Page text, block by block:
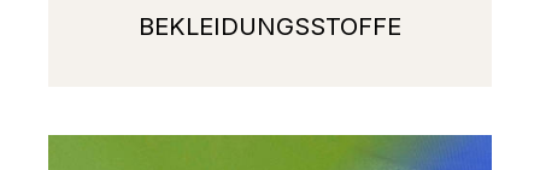
BEKLEIDUNGSSTOFFE